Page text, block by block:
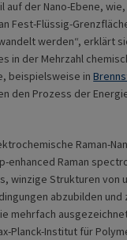
auf der Nano-Ebene,
Fest-Flüssig-
werden“, erklärt
in der Mehrzahl
beispielsweise in
den Prozess der
Raman-
enhanced Raman
winzige Strukturen von
abzubilden und
mehrfach
Planck-Institut für